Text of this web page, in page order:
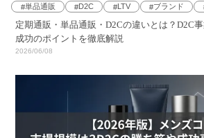
単品通販 D2C LTV ブランド
定期通販・単品通販・D2Cの違いとは？D2C
成功のポイントを徹底解説
2026/06/08